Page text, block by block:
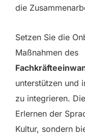
die
Setzen Sie die
Maßnahmen des
unterstützen und
zu integrieren.
Erlernen der
Kultur, sondern